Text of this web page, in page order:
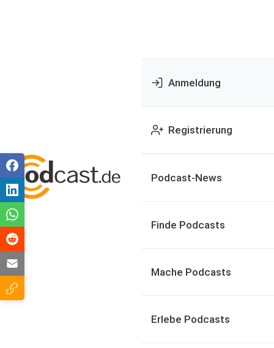
Anmeldung
Registrierung
Podcast-News
Finde Podcasts
Mache Podcasts
Erlebe Podcasts